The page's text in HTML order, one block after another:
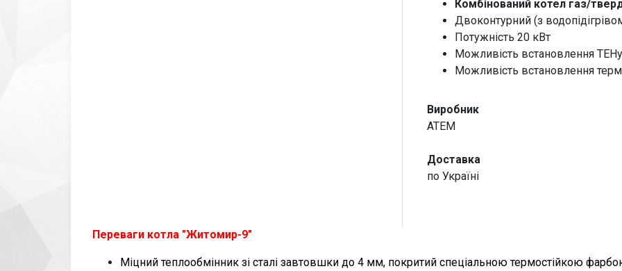
Комбінований котел газ/
Двоконтурний (з
Потужність 20 кВт
Можливість встановлення ТЕНу
Можливість встановлення
Виробник
ATEM
Доставка
по Україні
Переваги котла "Житомир-9"
Міцний теплообмінник зі сталі завтовшки до 4 мм, покритий спеціальною термостійкою